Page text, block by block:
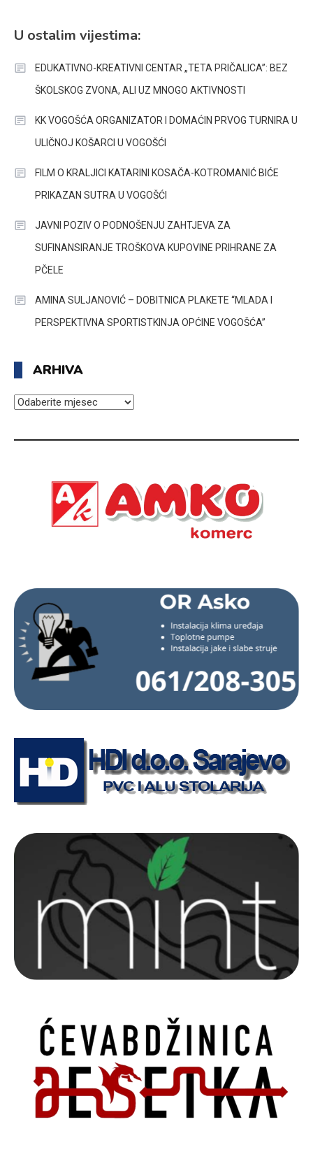
U ostalim vijestima:
EDUKATIVNO-KREATIVNI CENTAR „TETA PRIČALICA”: BEZ
ŠKOLSKOG ZVONA, ALI UZ MNOGO AKTIVNOSTI
KK VOGOŠĆA ORGANIZATOR I DOMAĆIN PRVOG TURNIRA U
ULIČNOJ KOŠARCI U VOGOŠĆI
FILM O KRALJICI KATARINI KOSAČA-KOTROMANIĆ BIĆE
PRIKAZAN SUTRA U VOGOŠĆI
JAVNI POZIV O PODNOŠENJU ZAHTJEVA ZA
SUFINANSIRANJE TROŠKOVA KUPOVINE PRIHRANE ZA
PČELE
AMINA SULJANOVIĆ – DOBITNICA PLAKETE “MLADA I
PERSPEKTIVNA SPORTISTKINJA OPĆINE VOGOŠĆA”
ARHIVA
ARHIVA